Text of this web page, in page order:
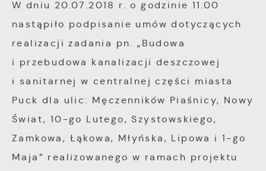
W dniu 20.07.2018 r. o godzinie 11.00
nastąpiło podpisanie umów dotyczących
realizacji zadania pn. „Budowa
i przebudowa kanalizacji deszczowej
i sanitarnej w centralnej części miasta
Puck dla ulic: Męczenników Piaśnicy, Nowy
Świat, 10-go Lutego, Szystowskiego,
Zamkowa, Łąkowa, Młyńska, Lipowa i 1-go
Maja” realizowanego w ramach projektu